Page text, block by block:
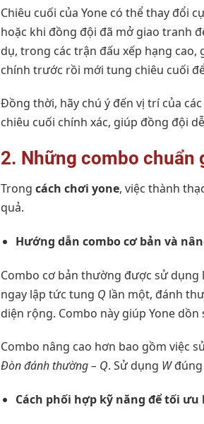
Chiêu cuối của Yone có thể thay đổi
hoặc khi đồng đội đã mở giao tranh
dụ, trong các trận đấu xếp hạng
chính trước rồi mới tung chiêu cuối
Đồng thời, hãy chú ý đến vị trí của
chiêu cuối chính xác, giúp đồng đội
2. Những combo chuẩn
Trong cách chơi yone, việc thành
quả.
Hướng dẫn combo cơ bản và
Combo cơ bản thường được sử dụng
ngay lập tức tung Q lần một, đánh
diện rộng. Combo này giúp Yone
Combo nâng cao hơn bao gồm việc
Đòn đánh thường – Q. Sử dụng Wđúng
Cách phối hợp kỹ năng để tối